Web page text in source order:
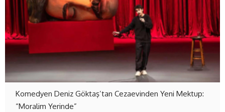
Komedyen Deniz Göktaş’tan Cezaevinden Yeni Mektup:
“Moralim Yerinde”